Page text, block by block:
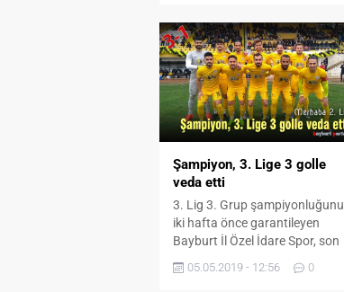
Pedagojik Formasyon Eğitimi
Sertifika Programına Ön
Başvuru Duyurusu Ön
Başvurular 03 Şubat 2015 –
04 Şubat 2015 tarihlerinde
yapılacak. Ön Başvuru
İşlemleri Talim ve Terbiye
tarihli ve...
Şampiyon, 3. Lige 3 golle
veda etti
3. Lig 3. Grup şampiyonluğunu
iki hafta önce garantileyen
Bayburt İl Özel İdare Spor, son
mağlup ederek 2. lige merhaba
05.05.2019 - 12:56 0